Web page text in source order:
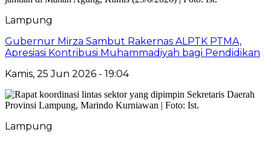
Lampung
Gubernur Mirza Sambut Rakernas ALPTK PTMA,
Apresiasi Kontribusi Muhammadiyah bagi Pendidikan
Kamis, 25 Jun 2026 - 19:04
Lampung